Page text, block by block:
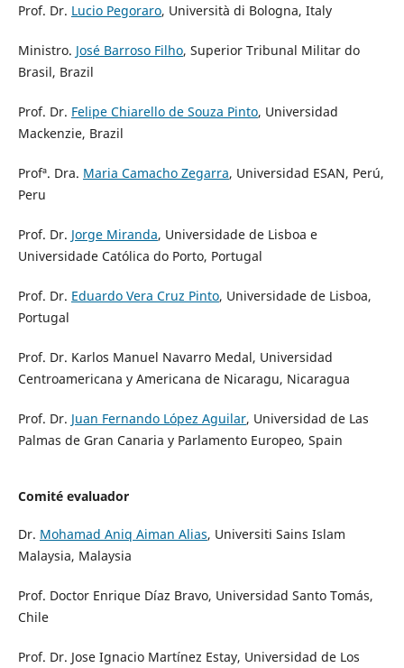
Prof. Dr. Lucio Pegoraro, Università di Bologna, Italy
Ministro. José Barroso Filho, Superior Tribunal Militar do
Brasil, Brazil
Prof. Dr. Felipe Chiarello de Souza Pinto, Universidad
Mackenzie, Brazil
Profª. Dra. Maria Camacho Zegarra, Universidad ESAN, Perú,
Peru
Prof. Dr. Jorge Miranda, Universidade de Lisboa e
Universidade Católica do Porto, Portugal
Prof. Dr. Eduardo Vera Cruz Pinto, Universidade de Lisboa,
Portugal
Prof. Dr. Karlos Manuel Navarro Medal, Universidad
Centroamericana y Americana de Nicaragu, Nicaragua
Prof. Dr. Juan Fernando López Aguilar, Universidad de Las
Palmas de Gran Canaria y Parlamento Europeo, Spain
Comité evaluador
Dr. Mohamad Aniq Aiman Alias, Universiti Sains Islam
Malaysia, Malaysia
Prof. Doctor Enrique Díaz Bravo, Universidad Santo Tomás,
Chile
Prof. Dr. Jose Ignacio Martínez Estay, Universidad de Los